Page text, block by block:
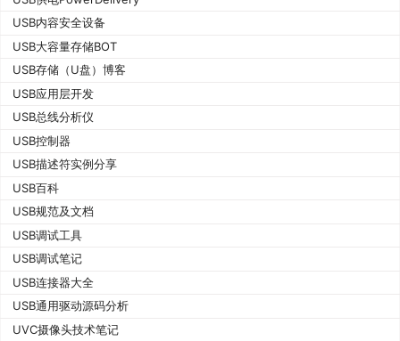
USB内容安全设备
USB大容量存储BOT
USB存储（U盘）博客
USB应用层开发
USB总线分析仪
USB控制器
USB描述符实例分享
USB百科
USB规范及文档
USB调试工具
USB调试笔记
USB连接器大全
USB通用驱动源码分析
UVC摄像头技术笔记